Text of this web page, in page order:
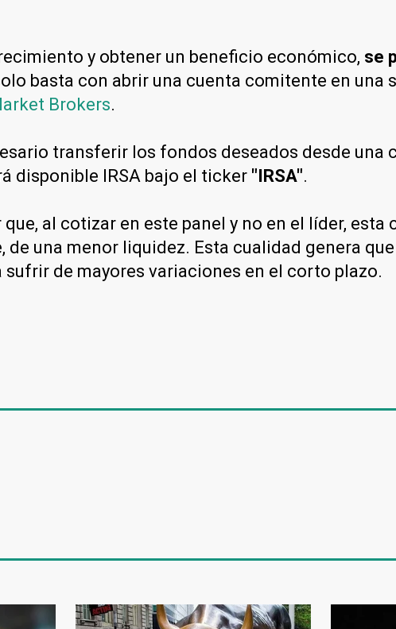
y obtener un beneficio económico, se
basta con abrir una cuenta comitente en
Brokers.
transferir los fondos deseados desde
disponible IRSA bajo el ticker "IRSA".
al cotizar en este panel y no en el líder,
de una menor liquidez. Esta cualidad genera
de mayores variaciones en el corto plazo.